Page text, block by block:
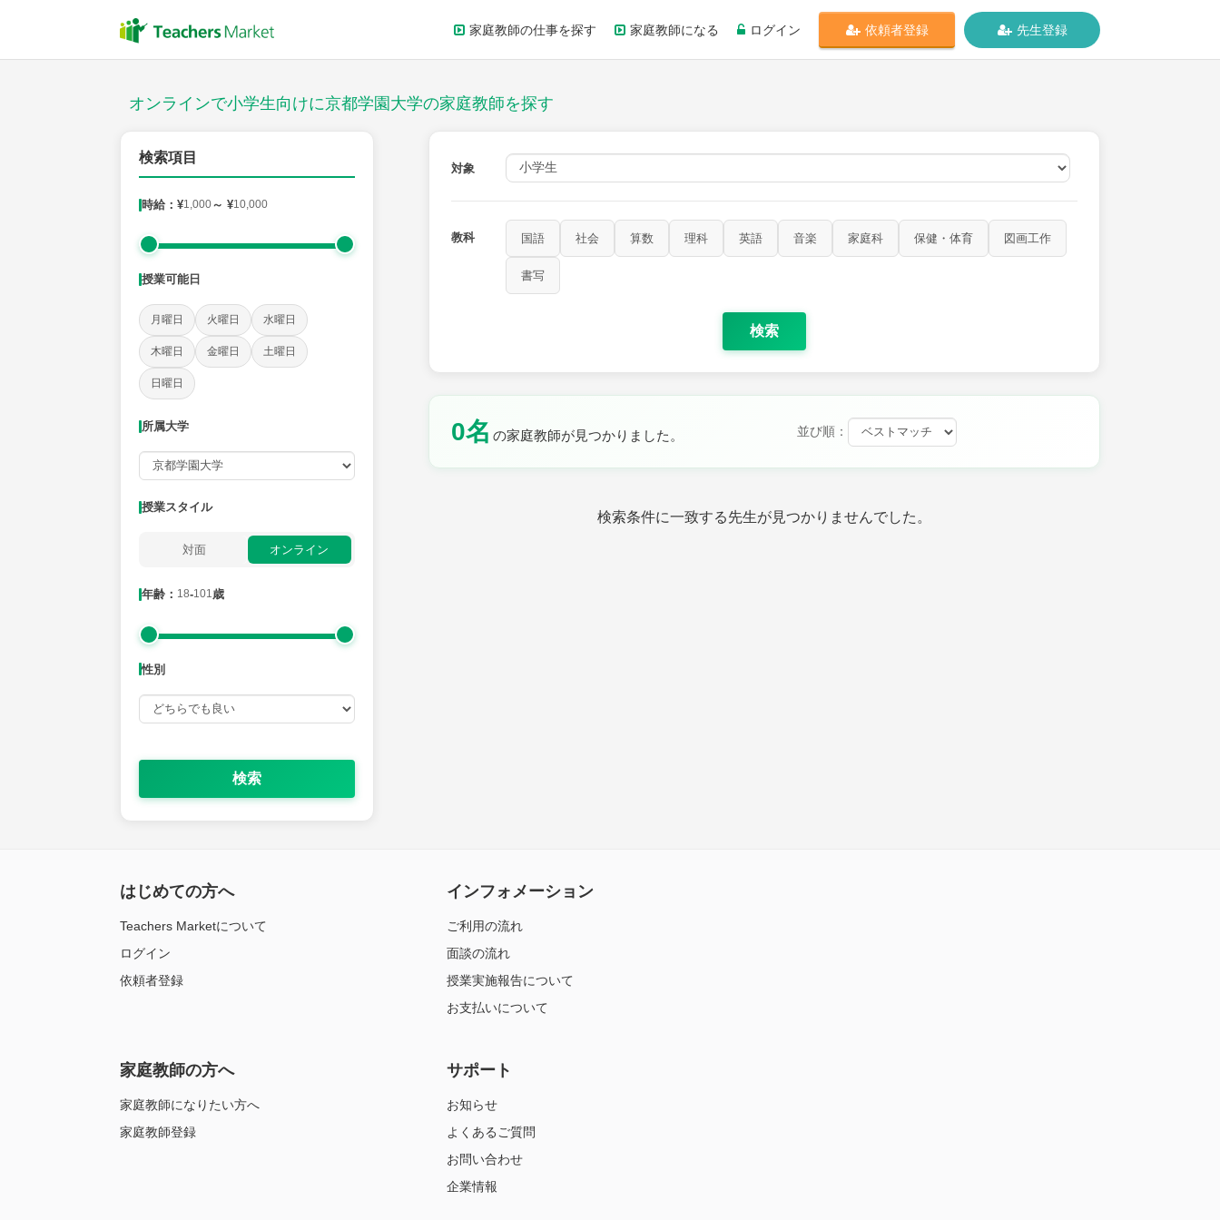
家庭教師の仕事を探す 家庭教師になる ログイン 依頼者登録 先生登録
オンラインで小学生向けに京都学園大学の家庭教師を探す
検索項目
時給：¥1,000～ ¥10,000
授業可能日
月曜日 火曜日 水曜日
木曜日 金曜日 土曜日
日曜日
所属大学
授業スタイル
対面 オンライン
年齢： 18-101歳
性別
検索
対象
教科 国語 社会 算数 理科 英語 音楽 家庭科 保健・体育 図画工作
書写
検索
0名 の家庭教師が見つかりました。 並び順：
検索条件に一致する先生が見つかりませんでした。
授業スタイル
社会 保健・体育 図画工作 書写
時給：¥1,000 ～ ¥10,000
授業可能日
火曜日 土曜日 日曜日
所属大学
はじめての方へ
Teachers Marketについて
ログイン
依頼者登録
インフォメーション
ご利用の流れ
面談の流れ
授業実施報告について
お支払いについて
家庭教師の方へ
家庭教師になりたい方へ
家庭教師登録
サポート
お知らせ
よくあるご質問
お問い合わせ
企業情報